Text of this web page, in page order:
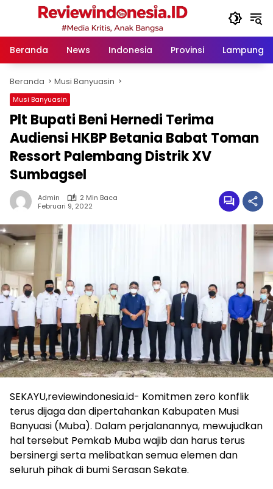
Langsung
Beranda
News Indonesia Provinsi Lampung
Beranda Musi Banyuasin
Musi Banyuasin
Plt Bupati Beni Hernedi Terima
Audiensi HKBP Betania Babat Toman
Ressort Palembang Distrik XV
Sumbagsel
Admin
2 Min Baca
Februari 9, 2022
SEKAYU,reviewindonesia.id- Komitmen zero konflik
terus dijaga dan dipertahankan Kabupaten Musi
Banyuasi (Muba). Dalam perjalanannya, mewujudkan
hal tersebut Pemkab Muba wajib dan harus terus
bersinergi serta melibatkan semua elemen dan
seluruh pihak di bumi Serasan Sekate.